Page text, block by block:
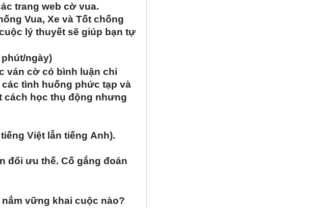
trang web cờ vua.
Vua, Xe và Tốt chống
lý thuyết sẽ giúp bạn tự
phút/ngày)
ván cờ có bình luận chi
tình huống phức tạp và
cách học thụ động nhưng
Việt lẫn tiếng Anh).
đổi ưu thế. Cố gắng đoán
vững khai cuộc nào?